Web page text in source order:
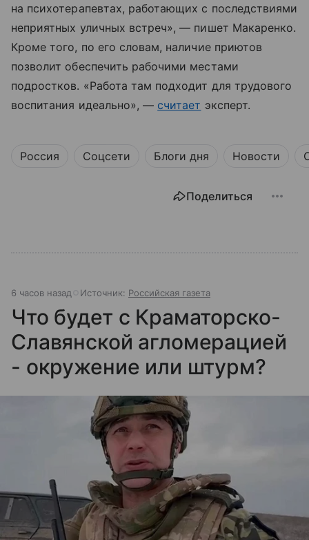
на психотерапевтах, работающих с последствиями
неприятных уличных встреч», — пишет Макаренко.
Кроме того, по его словам, наличие приютов
позволит обеспечить рабочими местами
подростков. «Работа там подходит для трудового
воспитания идеально», — считает эксперт.
Россия Соцсети Блоги дня Новости
Поделиться
6 часов назад Источник: Российская газета
Что будет с Краматорско-
Славянской агломерацией
- окружение или штурм?